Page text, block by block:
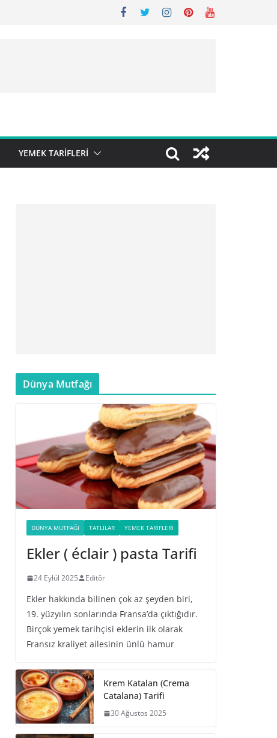
YEMEK TARIFLERI
Dünya Mutfağı
DÜNYA MUTFAĞI TATLILAR YEMEK TARIFLERI
Ekler ( éclair ) pasta Tarifi
24 Eylül 2025 Editör
Ekler hakkında bilinen çok az şeyden biri,
19. yüzyılın sonlarında Fransa’da çıktığıdır.
Birçok yemek tarihçisi eklerin ilk olarak
Fransız kraliyet ailesinin ünlü hamur
Krem Katalan (Crema
Catalana) Tarifi
30 Ağustos 2025